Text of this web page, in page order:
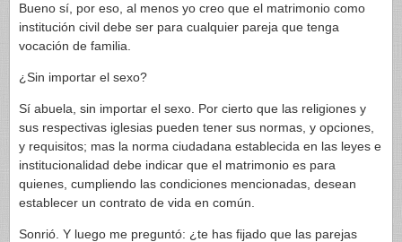
Bueno sí, por eso, al menos yo creo que el matrimonio como
institución civil debe ser para cualquier pareja que tenga
vocación de familia.
¿Sin importar el sexo?
Sí abuela, sin importar el sexo. Por cierto que las religiones y
sus respectivas iglesias pueden tener sus normas, y opciones,
y requisitos; mas la norma ciudadana establecida en las leyes e
institucionalidad debe indicar que el matrimonio es para
quienes, cumpliendo las condiciones mencionadas, desean
establecer un contrato de vida en común.
Sonrió. Y luego me preguntó: ¿te has fijado que las parejas